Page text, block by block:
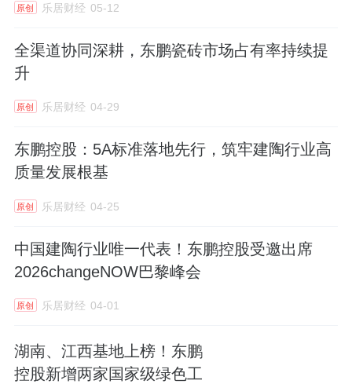
原创 乐居财经 05-12
全渠道协同深耕，东鹏瓷砖市场占有率持续提
升
原创 乐居财经 04-29
东鹏控股：5A标准落地先行，筑牢建陶行业高
质量发展根基
原创 乐居财经 04-25
中国建陶行业唯一代表！东鹏控股受邀出席
2026changeNOW巴黎峰会
原创 乐居财经 04-01
湖南、江西基地上榜！东鹏
控股新增两家国家级绿色工